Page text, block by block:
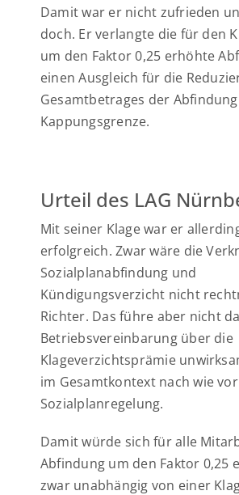
Damit war er nicht zufrieden
doch. Er verlangte die für den
um den Faktor 0,25 erhöhte
einen Ausgleich für die
Gesamtbetrages der
Kappungsgrenze.
Urteil des LAG
Mit seiner Klage war er
erfolgreich. Zwar wäre die
Sozialplanabfindung und
Kündigungsverzicht nicht
Richter. Das führe aber nicht
Betriebsvereinbarung über die
Klageverzichtsprämie
im Gesamtkontext nach wie
Sozialplanregelung.
Damit würde sich für alle
Abfindung um den Faktor 0,25
zwar unabhängig von einer